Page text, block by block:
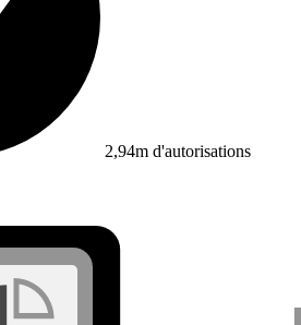
2,94m d'autorisations